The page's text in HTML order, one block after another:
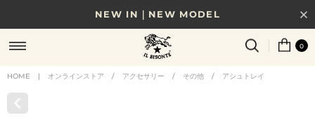
NEW IN｜NEW MODEL
8/17(月)10時まで｜税込11,000円以上で送料無料
贈る相手やシーンから選べる、新しいギフトガイド
0
HOME | オンラインストア / アクセサリー / その他 / アシュトレイ